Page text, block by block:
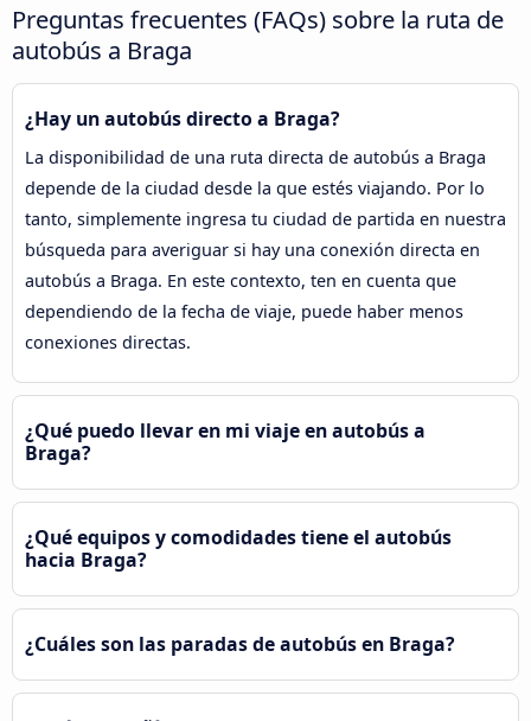
Preguntas frecuentes (FAQs) sobre la ruta de
autobús a Braga
¿Hay un autobús directo a Braga?
La disponibilidad de una ruta directa de autobús a Braga
depende de la ciudad desde la que estés viajando. Por lo
tanto, simplemente ingresa tu ciudad de partida en nuestra
búsqueda para averiguar si hay una conexión directa en
autobús a Braga. En este contexto, ten en cuenta que
dependiendo de la fecha de viaje, puede haber menos
conexiones directas.
¿Qué puedo llevar en mi viaje en autobús a
Braga?
¿Qué equipos y comodidades tiene el autobús
hacia Braga?
¿Cuáles son las paradas de autobús en Braga?